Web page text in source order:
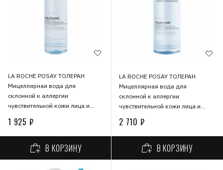
LA ROCHE POSAY ТОЛЕРАН
Мицеллярная вода для
склонной к аллергии
чувствительной кожи лица и
1 925 ₽
В КОРЗИНУ
LA ROCHE POSAY ТОЛЕРАН
Мицеллярная вода для
склонной к аллергии
чувствительной кожи лица и
2 710 ₽
В КОРЗИНУ